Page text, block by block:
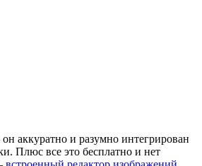
аккуратно и разумно интегрирован
Плюс все это бесплатно и нет